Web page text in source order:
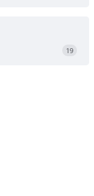
19